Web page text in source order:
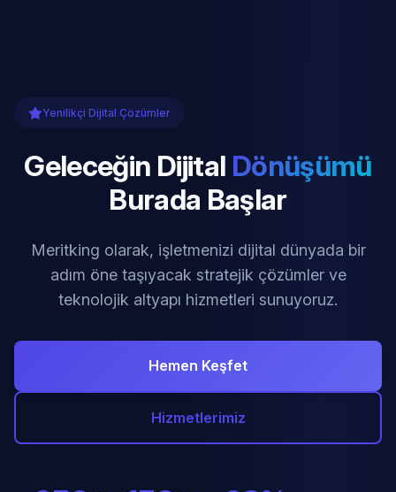
Yenilikçi Dijital Çözümler
Geleceğin Dijital Dönüşümü
Burada Başlar
Meritking olarak, işletmenizi dijital dünyada bir
adım öne taşıyacak stratejik çözümler ve
teknolojik altyapı hizmetleri sunuyoruz.
Hemen Keşfet
Hizmetlerimiz